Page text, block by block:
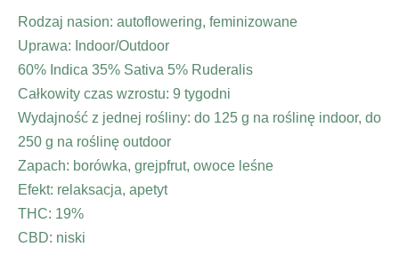
Rodzaj nasion: autoflowering, feminizowane
Uprawa: Indoor/Outdoor
60% Indica 35% Sativa 5% Ruderalis
Całkowity czas wzrostu: 9 tygodni
Wydajność z jednej rośliny: do 125 g na roślinę indoor, do
250 g na roślinę outdoor
Zapach: borówka, grejpfrut, owoce leśne
Efekt: relaksacja, apetyt
THC: 19%
CBD: niski